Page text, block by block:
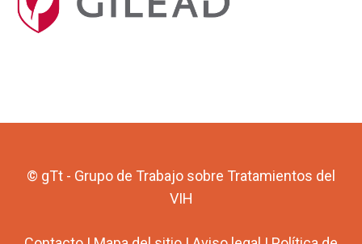
© gTt - Grupo de Trabajo sobre Tratamientos del
VIH